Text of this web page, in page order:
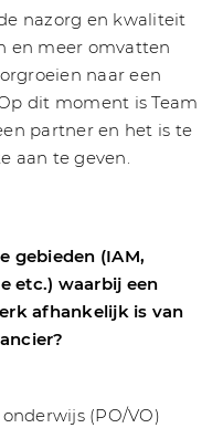
nazorg en kwaliteit
en meer omvatten
naar een
dit moment is Team
partner en het is te
aan te geven.
gebieden (IAM,
etc.) waarbij een
afhankelijk is van
(PO/VO)